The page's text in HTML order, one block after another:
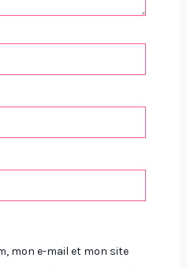
mon e-mail et mon site